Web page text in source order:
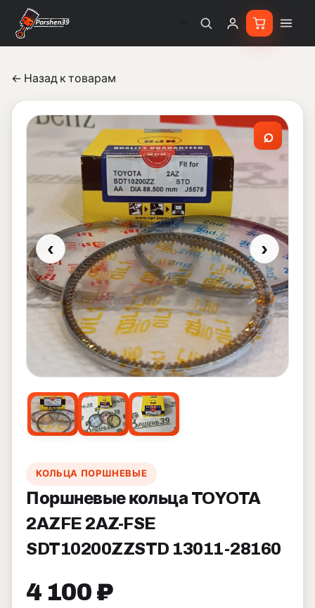
← Назад к товарам
‹
⌕
›
КОЛЬЦА ПОРШНЕВЫЕ
Поршневые кольца TOYOTA
2AZFE 2AZ-FSE
SDT10200ZZSTD 13011-28160
4 100 ₽